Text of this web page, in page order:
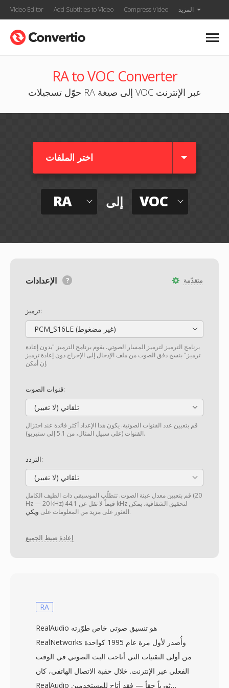
Video Editor Add Subtitles to Video Compress Video المزيد
RA to VOC Converter
حوّل تسجيلات RA إلى صيغة VOC عبر الإنترنت
اختر الملفات
RA إلى VOC
متقدّمة
ترميز:
PCM_S16LE (غير مضغوط)
برنامج الترميز لترميز المسار الصوتي. يقوم برنامج الترميز "بدون إعادة
ترميز" بنسخ دفق الصوت من ملف الإدخال إلى الإخراج دون إعادة ترميز
إن أمكن.
قنوات الصوت:
تلقائي (لا تغيير)
قم بتعيين عدد القنوات الصوتية. يكون هذا الإعداد أكثر فائدة عند اختزال
القنوات (على سبيل المثال، من 5.1 إلى ستيريو).
التردد:
تلقائي (لا تغيير)
قم بتعيين معدل عينة الصوت. تتطلّب الموسيقى ذات الطيف الكامل (20
Hz — 20 kHz) قيماً لا تقل عن 44.1 kHz لتحقيق الشفافية. يمكن
العثور على مزيد من المعلومات على ويكي .
إعادة ضبط الجميع
RA
RealAudio هو تنسيق صوتي خاص طوّرته
RealNetworks وأُصدر لأول مرة عام 1995 كواحدة
من أولى التقنيات التي أتاحت البث الصوتي في الوقت
الفعلي عبر الإنترنت. خلال حقبة الاتصال الهاتفي، كان
RealAudio ثورياً حقاً — فقد أتاح للمستخدمين